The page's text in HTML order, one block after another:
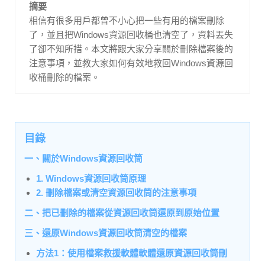
摘要
相信有很多用戶都曾不小心把一些有用的檔案刪除
了，並且把Windows資源回收桶也清空了，資料丟失
了卻不知所措。本文將跟大家分享關於刪除檔案後的
注意事項，並教大家如何有效地救回Windows資源回
收桶刪除的檔案。
目錄
一、關於Windows資源回收筒
1. Windows資源回收筒原理
2. 刪除檔案或清空資源回收筒的注意事項
二、把已刪除的檔案從資源回收筒還原到原始位置
三、還原Windows資源回收筒清空的檔案
方法1：使用檔案救援軟體軟體還原資源回收筒刪